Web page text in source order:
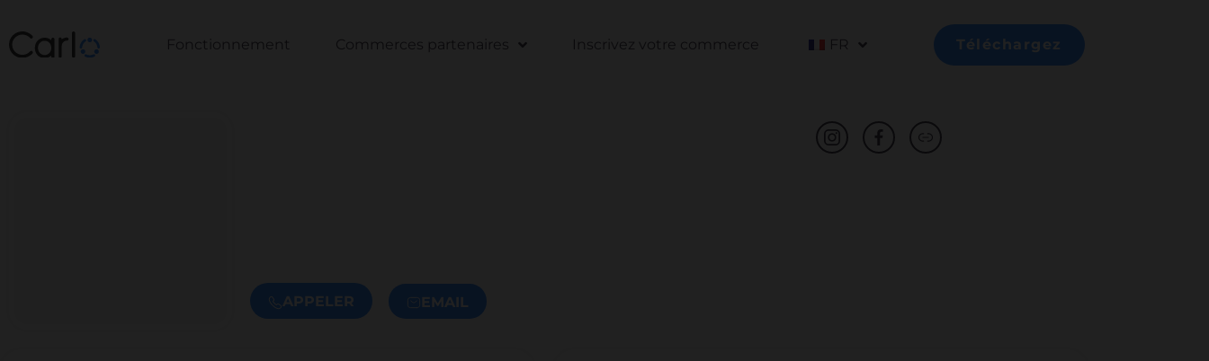
Fonctionnement Commerces partenaires Inscrivez votre commerce FR Téléchargez
APPELER EMAIL